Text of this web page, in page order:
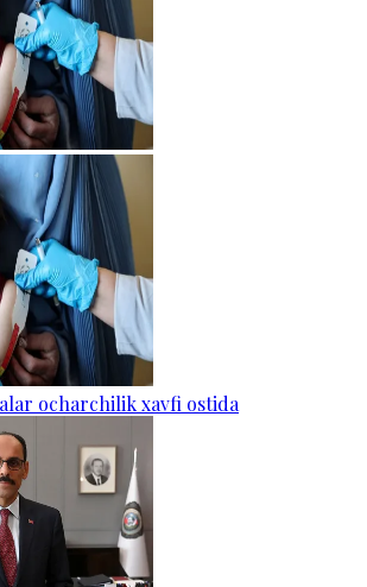
ocharchilik xavfi ostida